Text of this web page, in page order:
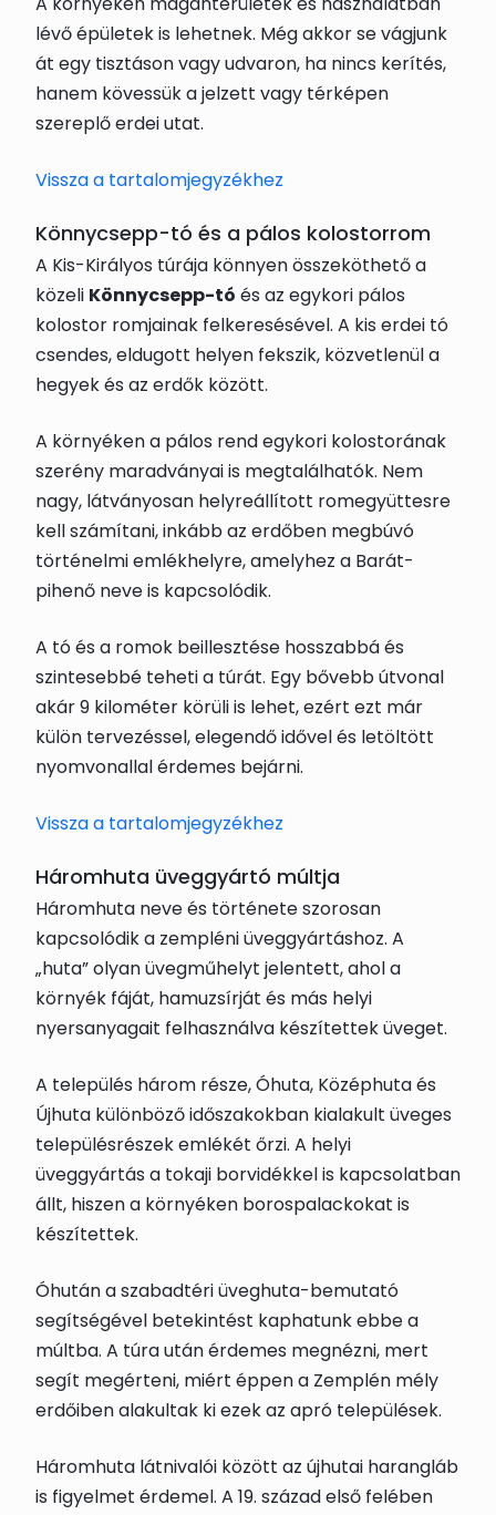
lévő épületek is lehetnek. Még akkor se vágjunk
át egy tisztáson vagy udvaron, ha nincs kerítés,
hanem kövessük a jelzett vagy térképen
szereplő erdei utat.
Vissza a tartalomjegyzékhez
Könnycsepp-tó és a pálos kolostorrom
A Kis-Királyos túrája könnyen összeköthető a
közeli Könnycsepp-tó és az egykori pálos
kolostor romjainak felkeresésével. A kis erdei tó
csendes, eldugott helyen fekszik, közvetlenül a
hegyek és az erdők között.
A környéken a pálos rend egykori kolostorának
szerény maradványai is megtalálhatók. Nem
nagy, látványosan helyreállított romegyüttesre
kell számítani, inkább az erdőben megbúvó
történelmi emlékhelyre, amelyhez a Barát-
pihenő neve is kapcsolódik.
A tó és a romok beillesztése hosszabbá és
szintesebbé teheti a túrát. Egy bővebb útvonal
akár 9 kilométer körüli is lehet, ezért ezt már
külön tervezéssel, elegendő idővel és letöltött
nyomvonallal érdemes bejárni.
Vissza a tartalomjegyzékhez
Háromhuta üveggyártó múltja
Háromhuta neve és története szorosan
kapcsolódik a zempléni üveggyártáshoz. A
„huta” olyan üvegműhelyt jelentett, ahol a
környék fáját, hamuzsírját és más helyi
nyersanyagait felhasználva készítettek üveget.
A település három része, Óhuta, Középhuta és
Újhuta különböző időszakokban kialakult üveges
településrészek emlékét őrzi. A helyi
üveggyártás a tokaji borvidékkel is kapcsolatban
állt, hiszen a környéken borospalackokat is
készítettek.
Óhután a szabadtéri üveghuta-bemutató
segítségével betekintést kaphatunk ebbe a
múltba. A túra után érdemes megnézni, mert
segít megérteni, miért éppen a Zemplén mély
erdőiben alakultak ki ezek az apró települések.
Háromhuta látnivalói között az újhutai harangláb
is figyelmet érdemel. A 19. század első felében